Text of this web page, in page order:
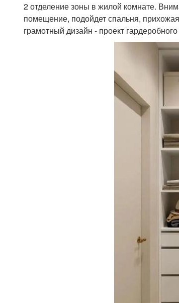
2 отделение зоны в жилой комнате.
помещение, подойдет спальня,
грамотный дизайн - проект